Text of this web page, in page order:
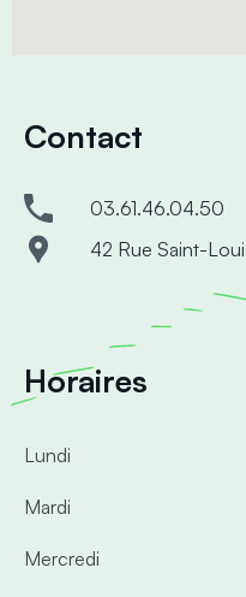
Contact
03.61.46.04.50
42 Rue Saint-
Horaires
Lundi
Mardi
Mercredi